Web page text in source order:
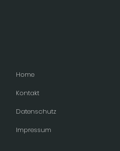
Home
Kontakt
Datenschutz
Impressum